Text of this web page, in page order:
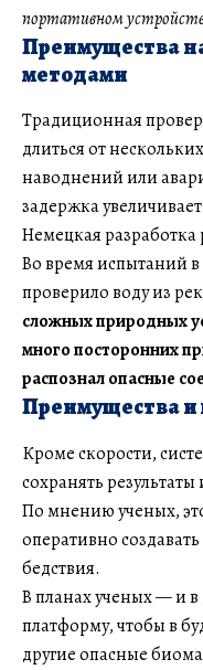
портативном
Преимущества
методами
Традиционная
длиться от
наводнений или
задержка
Немецкая разработка
Во время испытаний
проверило воду из
сложных природных
много посторонних
распознал опасные
Преимущества и
Кроме скорости,
сохранять
По мнению ученых,
оперативно
бедствия.
В планах ученых — и
платформу, чтобы в
другие опасные